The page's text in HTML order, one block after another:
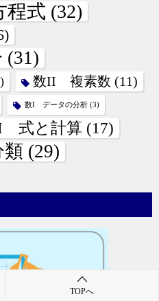
式 (32)
(31)
数II 複素数 (11)
数I データの分析 (3)
式と計算 (17)
類 (29)
TOPへ